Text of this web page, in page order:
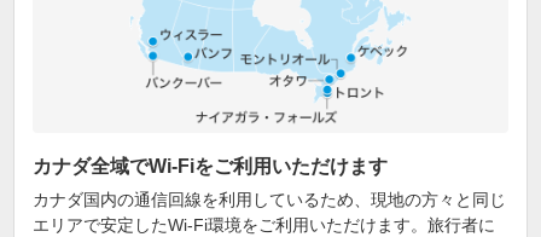
カナダ全域でWi-Fiをご利用いただけます
カナダ国内の通信回線を利用しているため、現地の方々と同じ
エリアで安定したWi-Fi環境をご利用いただけます。旅行者に